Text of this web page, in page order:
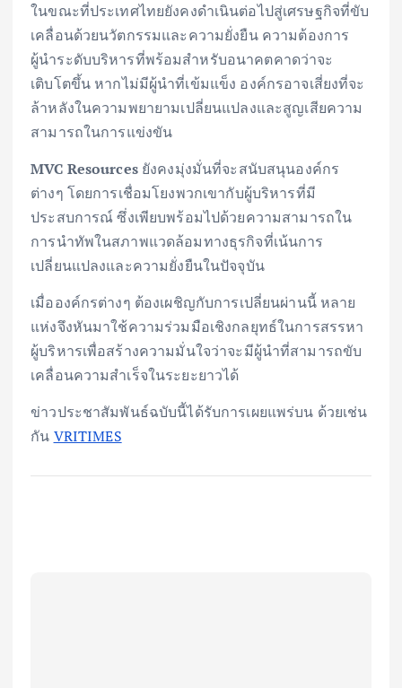
ในขณะที่ประเทศไทยยังคงดำเนินต่อไปสู่เศรษฐกิจที่ขับ
เคลื่อนด้วยนวัตกรรมและความยั่งยืน ความต้องการ
ผู้นำระดับบริหารที่พร้อมสำหรับอนาคตคาดว่าจะ
เติบโตขึ้น หากไม่มีผู้นำที่เข้มแข็ง องค์กรอาจเสี่ยงที่จะ
ล้าหลังในความพยายามเปลี่ยนแปลงและสูญเสียความ
สามารถในการแข่งขัน
MVC Resourcesยังคงมุ่งมั่นที่จะสนับสนุนองค์กร
ต่างๆ โดยการเชื่อมโยงพวกเขากับผู้บริหารที่มี
ประสบการณ์ ซึ่งเพียบพร้อมไปด้วยความสามารถใน
การนำทัพในสภาพแวดล้อมทางธุรกิจที่เน้นการ
เปลี่ยนแปลงและความยั่งยืนในปัจจุบัน
เมื่อองค์กรต่างๆ ต้องเผชิญกับการเปลี่ยนผ่านนี้ หลาย
แห่งจึงหันมาใช้ความร่วมมือเชิงกลยุทธ์ในการสรรหา
ผู้บริหารเพื่อสร้างความมั่นใจว่าจะมีผู้นำที่สามารถขับ
เคลื่อนความสำเร็จในระยะยาวได้
ข่าวประชาสัมพันธ์ฉบับนี้ได้รับการเผยแพร่บน ด้วยเช่น
กัน VRITIMES